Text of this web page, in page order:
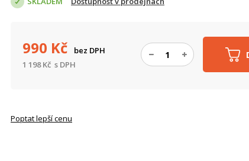
990 Kč
bez DPH
1 198Kč s DPH
Poptat lepší cenu